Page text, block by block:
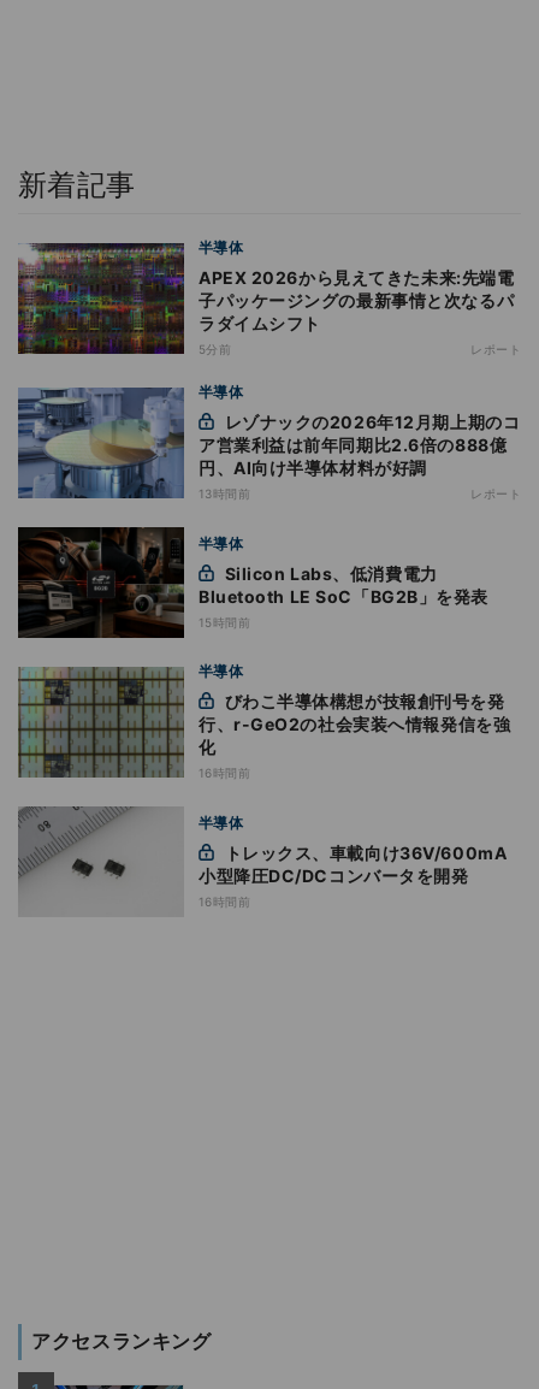
新着記事
半導体
APEX 2026から見えてきた未来:先端電
子パッケージングの最新事情と次なるパ
ラダイムシフト
5分前 レポート
半導体
ア営業利益は前年同期比2.6倍の888億
円、AI向け半導体材料が好調
13時間前 レポート
半導体
Bluetooth LE SoC「BG2B」を発表
15時間前
半導体
行、r-GeO2の社会実装へ情報発信を強
化
16時間前
半導体
小型降圧DC/DCコンバータを開発
16時間前
アクセスランキング